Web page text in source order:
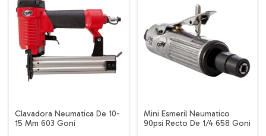
Clavadora Neumatica De 10-
15 Mm 603 Goni
Mini Esmeril Neumatico
90psi Recto De 1/4 658 Goni